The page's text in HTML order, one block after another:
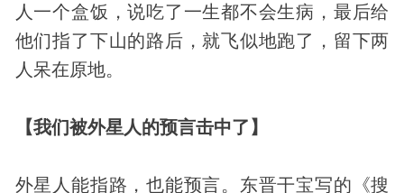
人一个盒饭，说吃了一生都不会生病，最后给
他们指了下山的路后，就飞似地跑了，留下两
人呆在原地。
【我们被外星人的预言击中了】
外星人能指路，也能预言。东晋干宝写的《搜